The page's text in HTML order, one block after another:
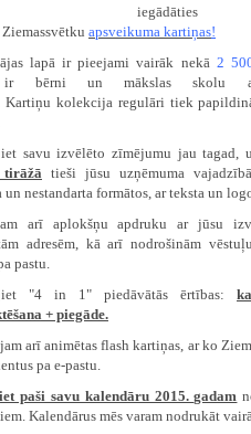
iegādāties
Ziemassvētku apsveikuma kartiņas!
lapā ir pieejami vairāk nekā 2
ir bērni un mākslas skolu
Kartiņu kolekcija regulāri tiek
savu izvēlēto zīmējumu jau tagad,
tirāžā tieši jūsu uzņēmuma
un nestandarta formātos, ar teksta un
arī aplokšņu apdruku ar jūsu
adresēm, kā arī nodrošinām
pastu.
"4 in 1" piedāvātās ērtības:
+ piegāde.
arī animētas flashkartiņas, ar ko
pa e-pastu.
paši savu kalendāru 2015. gadam
Kalendārus mēs varam nodrukāt